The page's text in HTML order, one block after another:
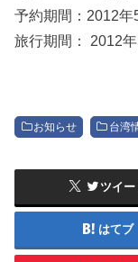
予約期間：2012年
旅行期間： 2012
お知らせ 台湾
ツイー
はてブ